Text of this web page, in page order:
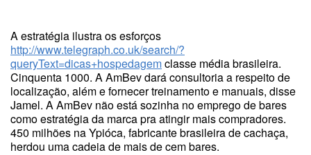
A estratégia ilustra os esforços
http://www.telegraph.co.uk/search/?
queryText=dicas+hospedagemclasse média brasileira.
Cinquenta 1000. A AmBev dará consultoria a respeito de
localização, além e fornecer treinamento e manuais, disse
Jamel. A AmBev não está sozinha no emprego de bares
como estratégia da marca pra atingir mais compradores.
450 milhões na Ypióca, fabricante brasileira de cachaça,
herdou uma cadeia de mais de cem bares.